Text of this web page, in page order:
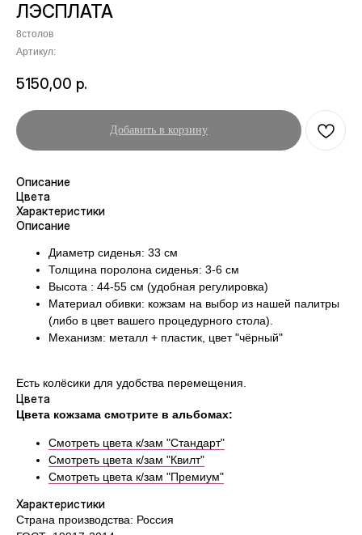
ЛЭСПЛАТА
8столов
Артикул:
5150,00 р.
Добавить в корзину
Описание
Цвета
Характеристики
Описание
Диаметр сиденья: 33 см
Толщина поролона сиденья: 3-6 см
Высота : 44-55 см (удобная регулировка)
Материал обивки: кожзам на выбор из нашей палитры
(либо в цвет вашего процедурного стола).
Механизм: металл + пластик, цвет "чёрный"
Есть колёсики для удобства перемещения.
Цвета
Цвета кожзама смотрите в альбомах:
Смотреть цвета к/зам "Стандарт"
Смотреть цвета к/зам "Квилт"
Смотреть цвета к/зам "Премиум"
Характеристики
Страна производства: Россия
Консультация по
подбору кушетки